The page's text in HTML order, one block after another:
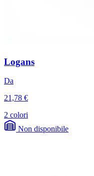
Logans
Da
21,78 €
2 colori
Non disponibile